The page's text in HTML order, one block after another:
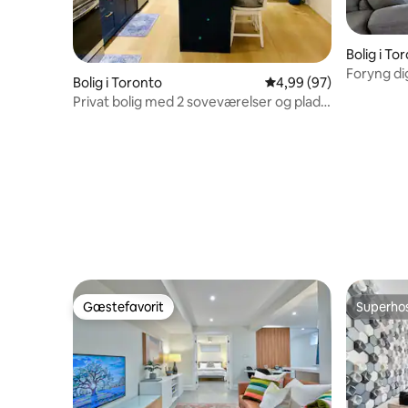
Bolig i Toronto 4,99 ud af 5 i
4,99 (97)
Privat bolig med 2 soveværelser og plads
Bolig i
Foryng
Gæstefavorit
Gæstefavorit